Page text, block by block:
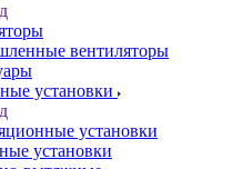
вентиляторы
установки
установки
установки